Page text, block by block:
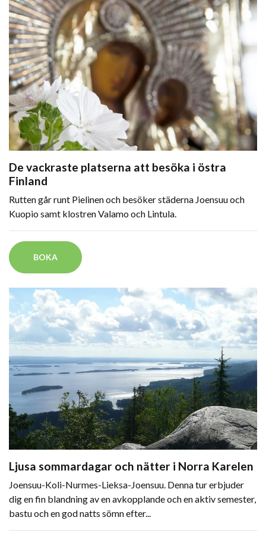
De vackraste platserna att besöka i östra
Finland
Rutten går runt Pielinen och besöker städerna Joensuu och
Kuopio samt klostren Valamo och Lintula.
BOKA
Ljusa sommardagar och nätter i Norra Karelen
Joensuu-Koli-Nurmes-Lieksa-Joensuu. Denna tur erbjuder
dig en fin blandning av en avkopplande och en aktiv semester,
bastu och en god natts sömn efter...